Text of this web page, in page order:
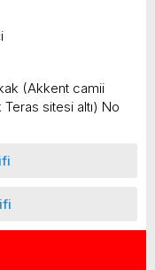
(Akkent camii
Teras sitesi altı) No